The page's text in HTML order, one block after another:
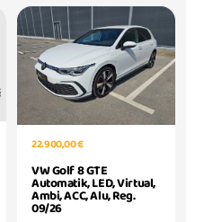
22.900,00 €
VW Golf 8 GTE
Automatik, LED, Virtual,
Ambi, ACC, Alu, Reg.
09/26